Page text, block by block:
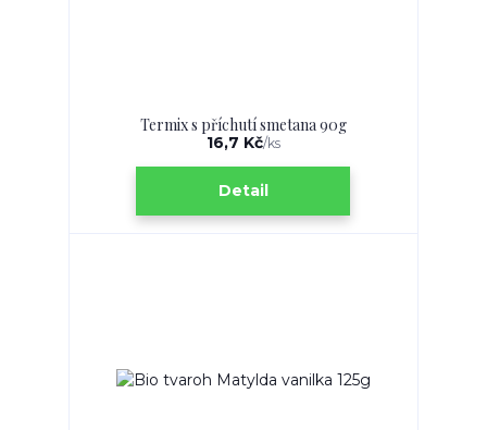
Termix s příchutí smetana 90g
16,7 Kč/ks
Detail